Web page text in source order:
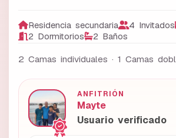
Residencia secundaria 4 Invitados
2 Dormitorios
2 Baños
2 Camas individuales · 1 Camas
ANFITRIÓN
Mayte
Usuario verificado